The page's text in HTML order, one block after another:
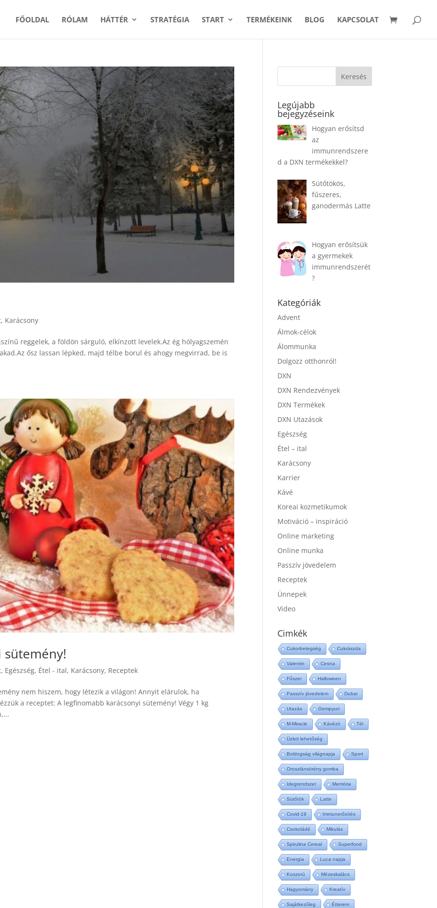
FŐOLDAL RÓLAM HÁTTÉR STRATÉGIA START TERMÉKEINK BLOG KAPCSOLAT
, Karácsony
reggelek, a földön sárguló, elkínzott levelek.Az ég hólyagszemén
ősz lassan lépked, majd télbe borul és ahogy megvirrad, be is
sütemény!
, Egészség, Étel - ital, Karácsony, Receptek
nem hiszem, hogy létezik a világon! Annyit elárulok, ha
a receptet: A legfinomabb karácsonyi sütemény! Végy 1 kg
Legújabb
bejegyzéseink
Hogyan erősítsd
az
immunrendszere
d a DXN termékekkel?
Sütőtökös,
fűszeres,
ganodermás Latte
Hogyan erősítsük
a gyermekek
immunrendszerét
?
Kategóriák
Advent
Álmok-célok
Álommunka
Dolgozz otthonról!
DXN
DXN Rendezvények
DXN Termékek
DXN Utazások
Egészség
Étel – ital
Karácsony
Karrier
Kávé
Koreai kozmetikumok
Motiváció – inspiráció
Online marketing
Online munka
Passzív jövedelem
Receptek
Ünnepek
Video
Cimkék
Cukorbetegség Cukrászda
Valentin Cesna
Fűszer Halloween
Passzív jövedelem Dubai
Utazás Gempyuri
M-Miracle Kávézó Tél
Üzleti lehetőség
Boldogság világnapja Sport
Oroszlánsörény gomba
Idegrendszer Memória
Sütőtök Latte
Covid-19 Immunerősítés
Csokoládé Mikulás
Spirulina Cereal Superfood
Energia Luca napja
Koszorú Mézeskalács
Hagyomány Kreatív
Sajátkezűleg Étterem